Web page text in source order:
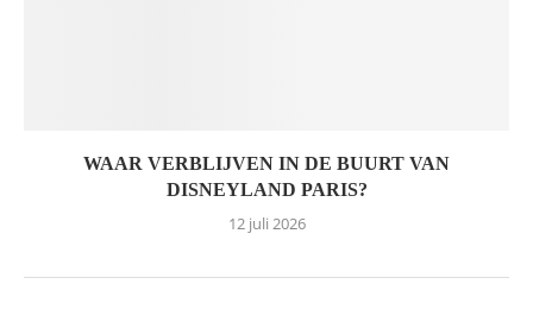
WAAR VERBLIJVEN IN DE BUURT VAN
DISNEYLAND PARIS?
12 juli 2026